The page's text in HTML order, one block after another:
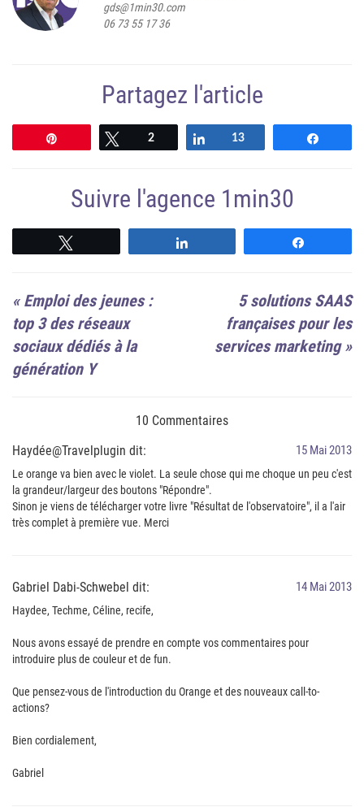
gds@1min30.com
06 73 55 17 36
Partagez l'article
Tweetez
2 Partagez
13
Suivre l'agence 1min30
« Emploi des jeunes :
top 3 des réseaux
sociaux dédiés à la
génération Y
5 solutions SAAS
françaises pour les
services marketing»
10 Commentaires
Haydée@Travelplugin dit:
15 Mai 2013
Le orange va bien avec le violet. La seule chose qui me choque un peu c'est
la grandeur/largeur des boutons "Répondre".
Sinon je viens de télécharger votre livre "Résultat de l'observatoire", il a l'air
très complet à première vue. Merci
Gabriel Dabi-Schwebel dit: 14 Mai 2013
Haydee, Techme, Céline, recife,
Nous avons essayé de prendre en compte vos commentaires pour
introduire plus de couleur et de fun.
Que pensez-vous de l'introduction du Orange et des nouveaux call-to-
actions?
Bien cordialement,
Gabriel